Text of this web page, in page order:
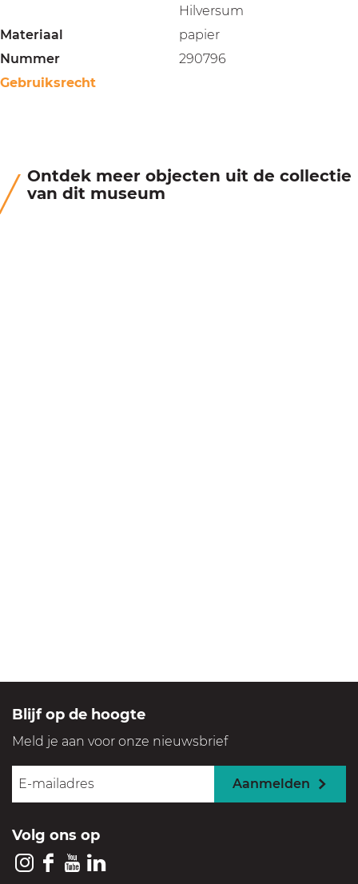
Hilversum
Materiaal
papier
Nummer
290796
Gebruiksrecht
Ontdek meer objecten uit de collectie
van dit museum
Blijf op de hoogte
Meld je aan voor onze nieuwsbrief
Aanmelden
Volg ons op
I F Y L